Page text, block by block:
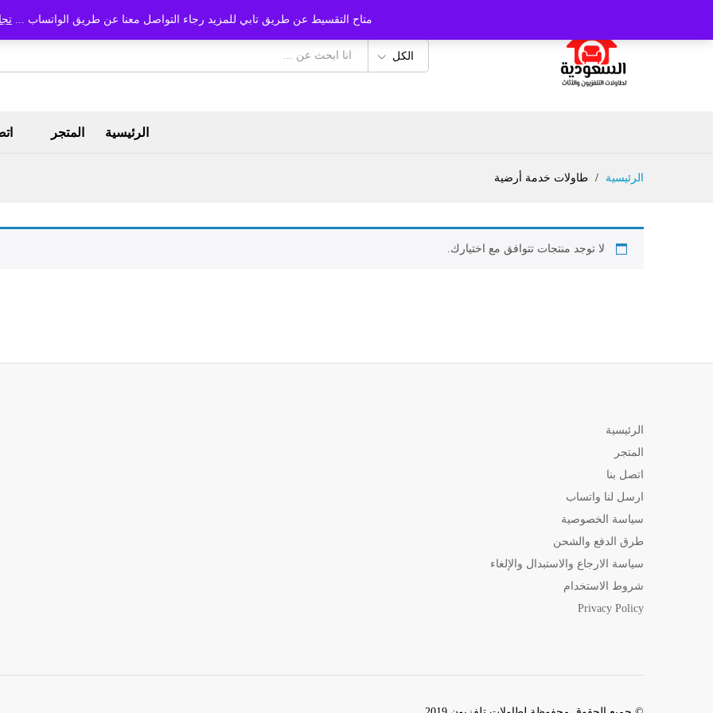
متاح التقسيط عن طريق تابي للمزيد رجاء التواصل معنا عن طريق الواتساب ...
الكل
الرئيسية المتجر
الرئيسية / طاولات خدمة أرضية
لا توجد منتجات تتوافق مع اختيارك.
الرئيسية
المتجر
اتصل بنا
ارسل لنا واتساب
سياسة الخصوصية
طرق الدفع والشحن
سياسة الارجاع والاستبدال والإلغاء
شروط الاستخدام
Privacy Policy